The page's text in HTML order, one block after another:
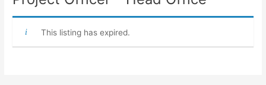
This listing has expired.